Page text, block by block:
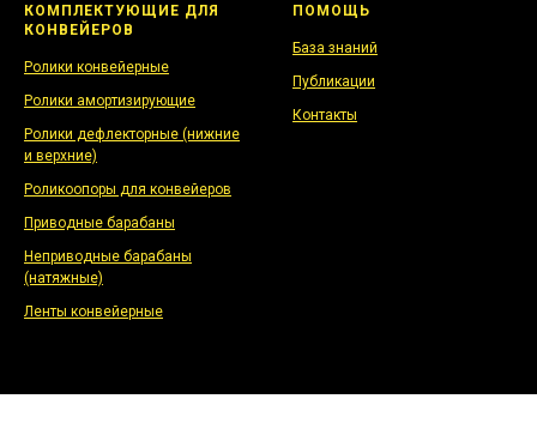
КОМПЛЕКТУЮЩИЕ ДЛЯ
КОНВЕЙЕРОВ
Ролики конвейерные
Ролики амортизирующие
Ролики дефлекторные (нижние
и верхние)
Роликоопоры для конвейеров
Приводные барабаны
Неприводные барабаны
(натяжные)
Ленты конвейерные
ПОМОЩЬ
База знаний
Публикации
Контакты